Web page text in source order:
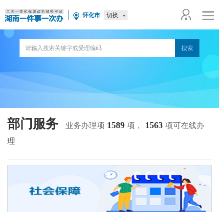
怀化市 切换
部门服务 业务办理项 1589 项， 1563 项可在线办
理